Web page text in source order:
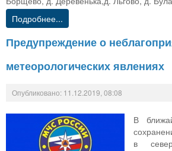
Подробнее...
Предупреждение о
метеорологических явлениях
Опубликовано: 11.12.2019, 08:08
В
в